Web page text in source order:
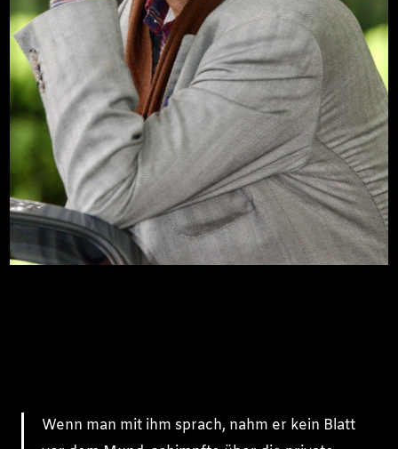
Wenn man mit ihm sprach, nahm er kein Blatt